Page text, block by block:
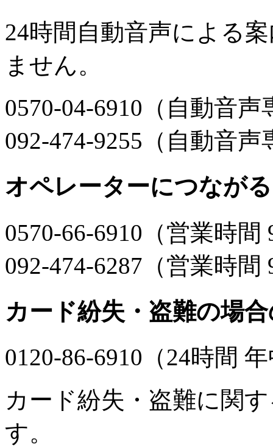
24時間自動音声による
ません。
0570-04-6910（自動音
092-474-9255（自動音
オペレーターにつなが
0570-66-6910（営業時間
092-474-6287（営業時間
カード紛失・盗難の場
0120-86-6910（24時間
カード紛失・盗難に関
す。